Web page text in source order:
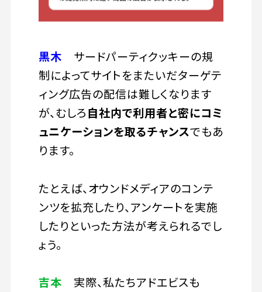
黒木 サードパーティクッキーの規
制によってサイトをまたいだターゲテ
ィング広告の配信は難しくなります
が、むしろ自社内で利用者と密にコミ
ュニケーションを取るチャンスでもあ
ります。
たとえば、オウンドメディアのコンテ
ンツを拡充したり、アンケートを実施
したりといった方法が考えられるでし
ょう。
吉本 実際、私たちアドエビスも